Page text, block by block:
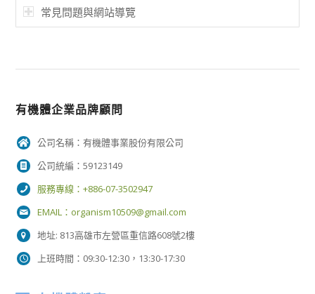
常見問題與網站導覽
有機體企業品牌顧問
公司名稱：有機體事業股份有限公司
公司統編：59123149
服務專線：+886-07-3502947
EMAIL： organism10509@gmail.com
地址: 813高雄市左營區重信路608號2樓
上班時間：09:30-12:30，13:30-17:30